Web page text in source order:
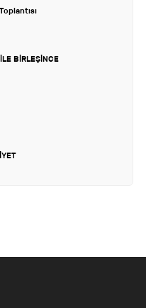
BİRLEŞİNCE